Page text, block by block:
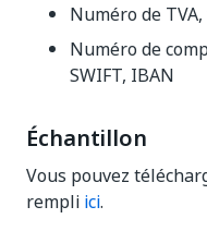
Numéro de
Numéro de
SWIFT, IBAN
Échantillon
Vous pouvez
rempli ici.